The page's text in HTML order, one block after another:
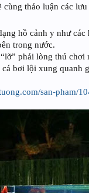
cùng thảo luận các
hồ cảnh y như
trong nước.
phải lòng thú
bơi lội xung quanh
san-pham/